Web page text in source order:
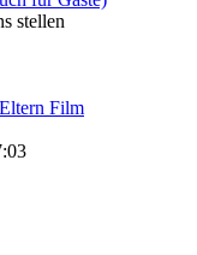
stellen
Film